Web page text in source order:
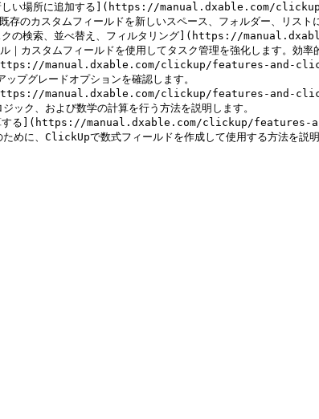
を新しい場所に追加する](https://
カスタムフィールドを新しいスペース、フォルダー、リスト
スクの検索、並べ替え、フィルタリング](https://
タムフィールドを使用してタスク管理を強化します。効率的
manual.dxable.com/clickup/features-and-
プグレードオプションを確認します。
](https://manual.dxable.com/clickup/features-and-
ック、および数学の計算を行う方法を説明します。
計算する](https://manual.dxable.com/clickup/